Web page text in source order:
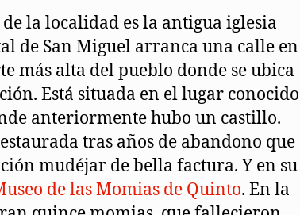
la localidad es la antigua iglesia
de San Miguel arranca una calle en
más alta del pueblo donde se ubica
Está situada en el lugar conocido
anteriormente hubo un castillo.
tras años de abandono que
mudéjar de bella factura. Y en su
de las Momias de Quinto. En la